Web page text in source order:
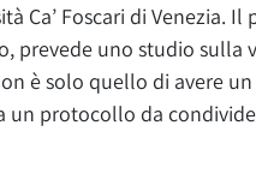
Ca’ Foscari di Venezia.
prevede uno studio sulla
è solo quello di avere
protocollo da